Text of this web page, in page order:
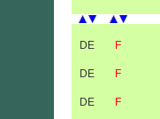
DE F
DE F
DE F